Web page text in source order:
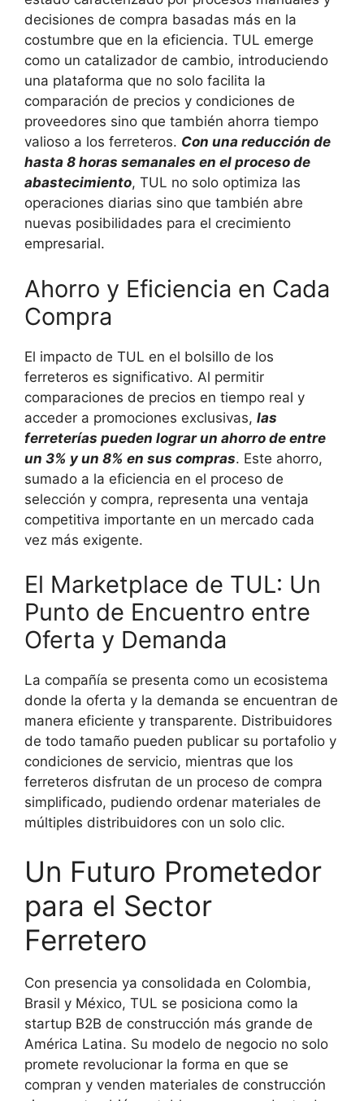
decisiones de compra basadas más en la
costumbre que en la eficiencia. TUL emerge
como un catalizador de cambio, introduciendo
una plataforma que no solo facilita la
comparación de precios y condiciones de
proveedores sino que también ahorra tiempo
valioso a los ferreteros. Con una reducción de
hasta 8 horas semanales en el proceso de
abastecimiento, TUL no solo optimiza las
operaciones diarias sino que también abre
nuevas posibilidades para el crecimiento
empresarial.
Ahorro y Eficiencia en Cada
Compra
El impacto de TUL en el bolsillo de los
ferreteros es significativo. Al permitir
comparaciones de precios en tiempo real y
acceder a promociones exclusivas, las
ferreterías pueden lograr un ahorro de entre
un 3% y un 8% en sus compras. Este ahorro,
sumado a la eficiencia en el proceso de
selección y compra, representa una ventaja
competitiva importante en un mercado cada
vez más exigente.
El Marketplace de TUL: Un
Punto de Encuentro entre
Oferta y Demanda
La compañía se presenta como un ecosistema
donde la oferta y la demanda se encuentran de
manera eficiente y transparente. Distribuidores
de todo tamaño pueden publicar su portafolio y
condiciones de servicio, mientras que los
ferreteros disfrutan de un proceso de compra
simplificado, pudiendo ordenar materiales de
múltiples distribuidores con un solo clic.
Un Futuro Prometedor
para el Sector
Ferretero
Con presencia ya consolidada en Colombia,
Brasil y México, TUL se posiciona como la
startup B2B de construcción más grande de
América Latina. Su modelo de negocio no solo
promete revolucionar la forma en que se
compran y venden materiales de construcción